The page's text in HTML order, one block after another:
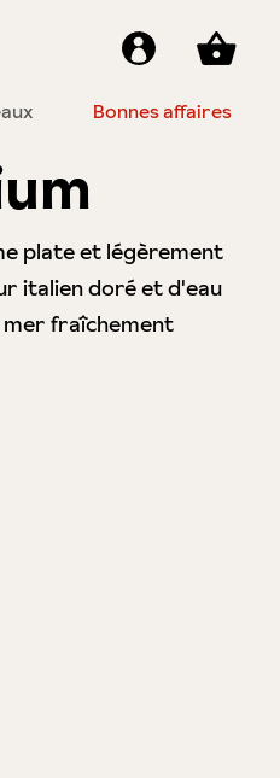
Bonnes affaires
plate et légèrement
italien doré et d'eau
fraîchement